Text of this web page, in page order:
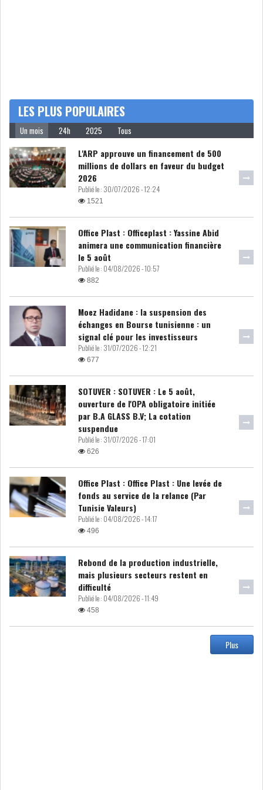
ALGÉRIE
LIBYE MAURITANIE
MAURITANIE : MATTEL LANCE
SA SOLUTION DE...
APRÈS LA SÉCHERESSE, LE
TRANSITION VERTE AU
MAGHREB : ENTRE OPPO...
INTERNATIONAL
MENA AFRIQUE DU NORD
USA & CANADA
AFRIQUE
SUBSAHARIENNE
EUROPE
LES PLUS POPULAIRES
Un mois 24h 2025 Tous
L'ARP approuve un financement de 500
millions de dollars en faveur du budget
2026
Publié le : 30/07/2026 - 12:24
1521
Office Plast : Officeplast : Yassine Abid
animera une communication financière
le 5 août
Publié le : 04/08/2026 - 10:57
882
Moez Hadidane : la suspension des
échanges en Bourse tunisienne : un
signal clé pour les investisseurs
Publié le : 31/07/2026 - 12:21
677
SOTUVER : SOTUVER : Le 5 août,
ouverture de l'OPA obligatoire initiée
par B.A GLASS B.V; La cotation
suspendue
Publié le : 31/07/2026 - 17:01
626
Office Plast : Office Plast : Une levée de
fonds au service de la relance (Par
Tunisie Valeurs)
Publié le : 04/08/2026 - 14:17
496
Rebond de la production industrielle,
mais plusieurs secteurs restent en
difficulté
Publié le : 04/08/2026 - 11:49
458
Plus